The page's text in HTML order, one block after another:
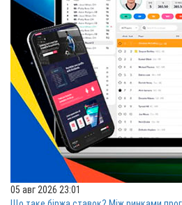
05 авг 2026 23:01